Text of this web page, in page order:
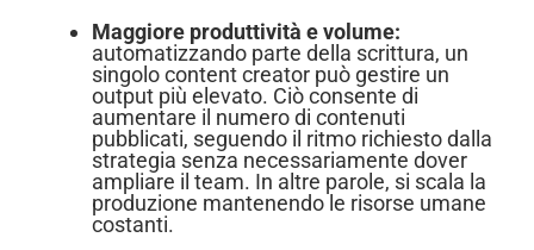
Maggiore produttività e volume:
automatizzando parte della scrittura, un
singolo content creator può gestire un
output più elevato. Ciò consente di
aumentare il numero di contenuti
pubblicati, seguendo il ritmo richiesto dalla
strategia senza necessariamente dover
ampliare il team. In altre parole, si scala la
produzione mantenendo le risorse umane
costanti.